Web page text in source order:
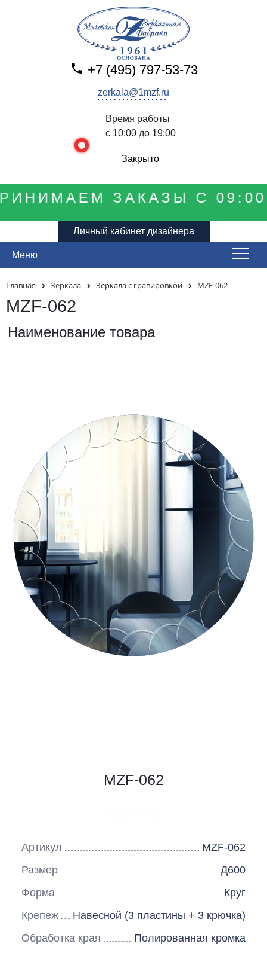
ЗАКАЗЫ С
Личный кабинет дизайнера
Время работы
с 10:00 до 19:00
Закрыто
+7 (495) 797-53-73
zerkala@1mzf.ru
Меню
Главная Зеркала Зеркала с гравировкой MZF-062
MZF-062
Наименование товара
MZF-062
Артикул
MZF-062
Размер
Д600
Форма
Круг
Крепеж
Навесной (3 пластины + 3 крючка)
Обработка края
Полированная кромка